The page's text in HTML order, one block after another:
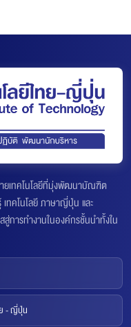
ยเทคโนโลยีที่มุ่งพัฒนาบัณฑิต
ทคโนโลยี ภาษาญี่ปุ่น และ
การทำงานในองค์กรชั้นนำทั้งใน
- ญี่ปุ่น